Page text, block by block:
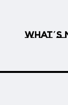
WHAT’S